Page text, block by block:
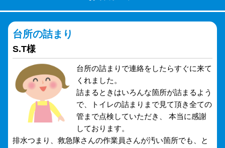
台所の詰まり
S.T様
台所の詰まりで連絡をしたらすぐに来て
くれました。
詰まるときはいろんな箇所が詰まるよう
で、トイレの詰まりまで見て頂き全ての
管まで点検していただき、 本当に感謝
しております。
排水つまり、救急隊さんの作業員さんが汚い箇所でも、と